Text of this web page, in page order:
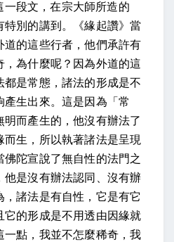
一段文，在宗大師所造的
特別的講到。《緣起讚》當
道的這些行者，他們承許有
，為什麼呢？因為外道的這
是常態，諸法的形成是不
產生出來。這是因為「常
而產生的，他沒有辦法了
生，所以執著諸法是呈現
佛陀宣說了無自性的法門之
他是沒有辦法認同、沒有辦
諸法是有自性，它是有它
它的形成是不用透由因緣就
一點，我並不怎麼稀奇，我